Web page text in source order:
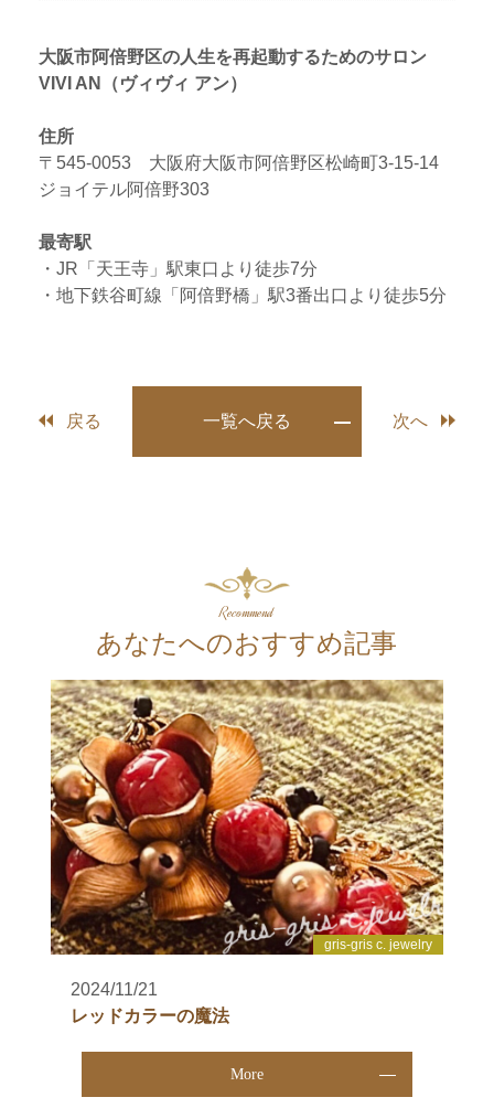
大阪市阿倍野区の人生を再起動するためのサロン
VIVI AN（ヴィヴィ アン）
住所
〒545-0053 大阪府大阪市阿倍野区松崎町3-15-14
ジョイテル阿倍野303
最寄駅
・JR「天王寺」駅東口より徒歩7分
・地下鉄谷町線「阿倍野橋」駅3番出口より徒歩5分
戻る 一覧へ戻る 次へ
Recommend
あなたへのおすすめ記事
gris-gris c. jewelry
2024/11/21
レッドカラーの魔法
More